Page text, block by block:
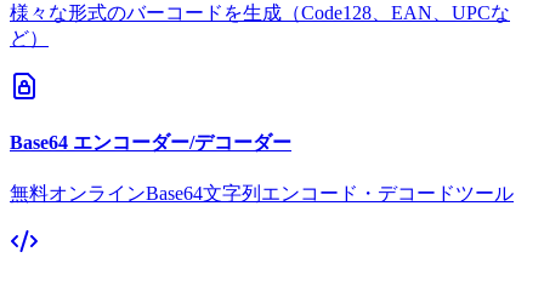
様々な形式のバーコードを生成（Code128、EAN、UPCな
ど）
Base64 エンコーダー/デコーダー
無料オンラインBase64文字列エンコード・デコードツール